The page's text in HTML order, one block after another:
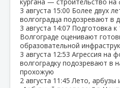
3 августа 15:00 Более двух
волгоградца подозревают в
3 августа 14:07 Подготовка к
Волгограде оценивают
образовательной
3 августа 12:53 Агрессия на
волгоградку подозревают в
прохожую
2 августа 11:45 Лето, арбузы